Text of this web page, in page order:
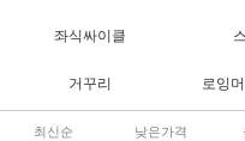
좌식싸이클
거꾸리 로잉
최신순 낮은가격